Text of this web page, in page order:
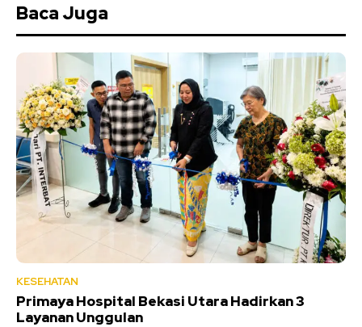
Baca Juga
KESEHATAN
Primaya Hospital Bekasi Utara Hadirkan 3
Layanan Unggulan